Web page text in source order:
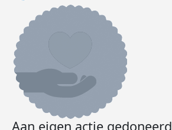
Aan eigen actie gedoneerd